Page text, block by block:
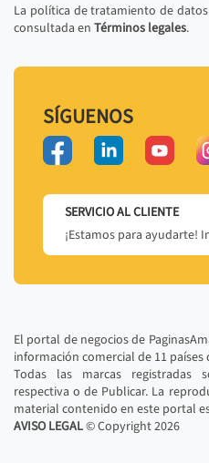
La política de tratamiento de
consultada en Términos legales.
SÍGUENOS
SERVICIO AL CLIENTE
¡Estamos para ayudarte!
El portal de negocios de
información comercial de 11 países
Todas las marcas registradas
respectiva o de Publicar. La
material contenido en este portal
AVISO LEGAL© Copyright2026